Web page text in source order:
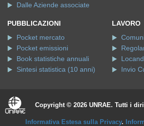
Dalle Aziende associate
PUBBLICAZIONI
Pocket mercato
Pocket emissioni
Book statistiche annuali
Sintesi statistica (10 anni)
LAVORO
Invio
Copyright © 2026 UNRAE. Tutti i
Informativa Estesa sulla Privacy.